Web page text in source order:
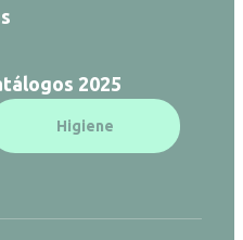
2025
Higiene